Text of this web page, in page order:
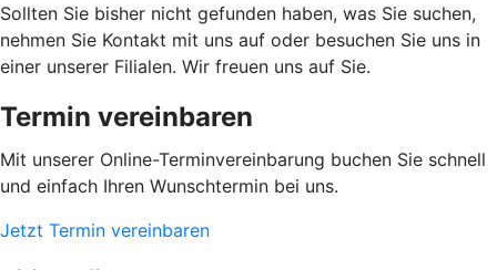
Sollten Sie bisher nicht gefunden haben, was Sie suchen,
nehmen Sie Kontakt mit uns auf oder besuchen Sie uns in
einer unserer Filialen. Wir freuen uns auf Sie.
Termin vereinbaren
Mit unserer Online-Terminvereinbarung buchen Sie schnell
und einfach Ihren Wunschtermin bei uns.
Jetzt Termin vereinbaren